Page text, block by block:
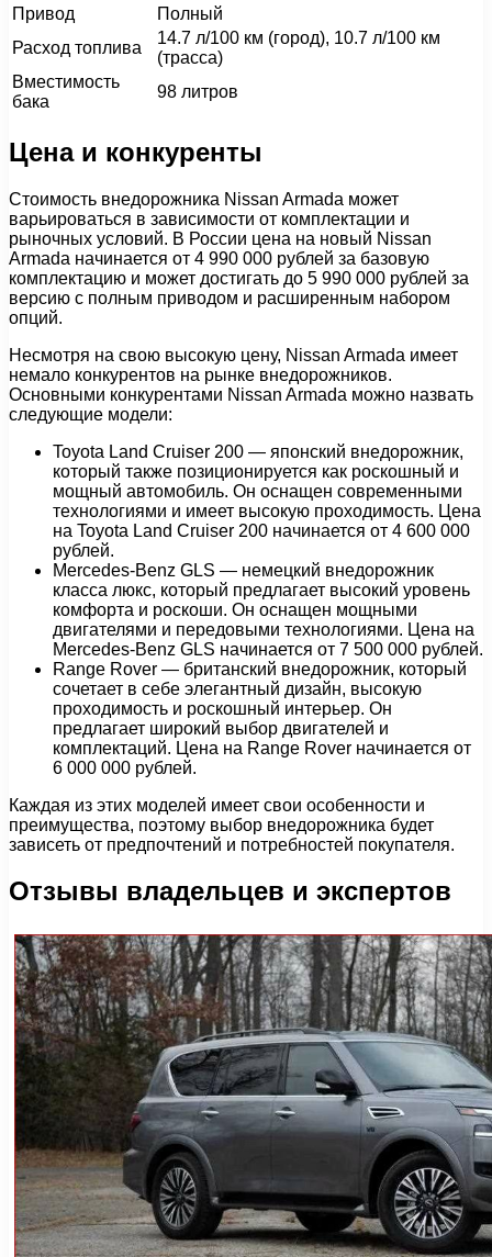
Привод
Полный
Расход топлива
14.7 л/100 км (город), 10.7 л/100 км
(трасса)
Вместимость
бака
98 литров
Цена и конкуренты
Стоимость внедорожника Nissan Armada может
варьироваться в зависимости от комплектации и
рыночных условий. В России цена на новый Nissan
Armada начинается от 4 990 000 рублей за базовую
комплектацию и может достигать до 5 990 000 рублей за
версию с полным приводом и расширенным набором
опций.
Несмотря на свою высокую цену, Nissan Armada имеет
немало конкурентов на рынке внедорожников.
Основными конкурентами Nissan Armada можно назвать
следующие модели:
Toyota Land Cruiser 200 — японский внедорожник,
который также позиционируется как роскошный и
мощный автомобиль. Он оснащен современными
технологиями и имеет высокую проходимость. Цена
на Toyota Land Cruiser 200 начинается от 4 600 000
рублей.
Mercedes-Benz GLS — немецкий внедорожник
класса люкс, который предлагает высокий уровень
комфорта и роскоши. Он оснащен мощными
двигателями и передовыми технологиями. Цена на
Mercedes-Benz GLS начинается от 7 500 000 рублей.
Range Rover — британский внедорожник, который
сочетает в себе элегантный дизайн, высокую
проходимость и роскошный интерьер. Он
предлагает широкий выбор двигателей и
комплектаций. Цена на Range Rover начинается от
6 000 000 рублей.
Каждая из этих моделей имеет свои особенности и
преимущества, поэтому выбор внедорожника будет
зависеть от предпочтений и потребностей покупателя.
Отзывы владельцев и экспертов